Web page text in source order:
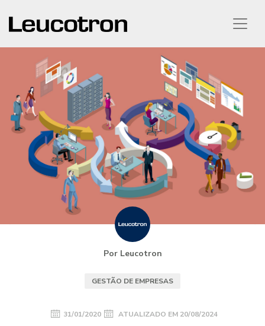
Por Leucotron
GESTÃO DE EMPRESAS
31/01/2020 ATUALIZADO EM 20/08/2024